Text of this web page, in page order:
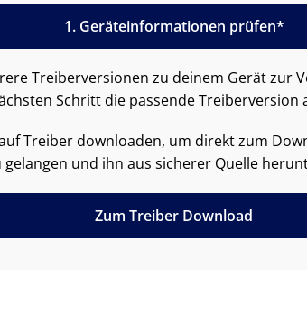
1. Geräteinformationen prüfen*
Treiberversionen zu deinem Gerät zur
Schritt die passende Treiberversion
Treiber downloaden, um direkt zum
gelangen und ihn aus sicherer Quelle
Zum Treiber Download